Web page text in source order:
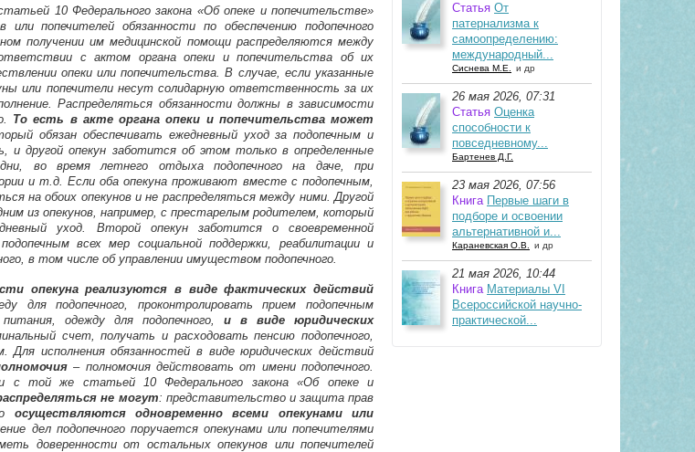
10 Федерального закона «Об опеке и попечительстве»
или попечителей обязанности по обеспечению подопечного
получении им медицинской помощи распределяются между
с актом органа опеки и попечительства об их
опеки или попечительства. В случае, если указанные
или попечители несут солидарную ответственность за их
Распределяться обязанности должны в зависимости
То есть в акте органа опеки и попечительства может
обязан обеспечивать ежедневный уход за подопечным и
и другой опекун заботится об этом только в определенные
во время летнего отдыха подопечного на даче, при
и т.д. Если оба опекуна проживают вместе с подопечным,
на обоих опекунов и не распределяться между ними. Другой
из опекунов, например, с престарелым родителем, который
уход. Второй опекун заботится о своевременной
всех мер социальной поддержки, реабилитации и
в том числе об управлении имуществом подопечного.
опекуна реализуются в виде фактических действий
для подопечного, проконтролировать прием подопечным
одежду для подопечного, и в виде юридических
счет, получать и расходовать пенсию подопечного,
Для исполнения обязанностей в виде юридических действий
– полномочия действовать от имени подопечного.
с той же статьей 10 Федерального закона «Об опеке и
не могут: представительство и защита прав
осуществляются одновременно всеми опекунами или
дел подопечного поручается опекунами или попечителями
доверенности от остальных опекунов или попечителей
Статья От
патернализма к
самоопределению:
международный...
Сиснева М.Е. и др
26 мая 2026, 07:31
Статья Оценка
способности к
повседневному...
Бартенев Д.Г.
23 мая 2026, 07:56
Книга Первые шаги в
подборе и освоении
альтернативной и...
Караневская О.В. и др
21 мая 2026, 10:44
Книга Материалы VI
Всероссийской научно-
практической...